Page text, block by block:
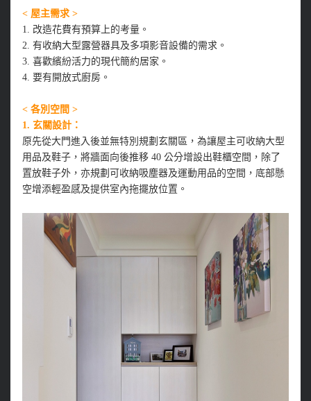
< 屋主需求 >
1. 改造花費有預算上的考量。
2. 有收納大型露營器具及多項影音設備的需求。
3. 喜歡繽紛活力的現代簡約居家。
4. 要有開放式廚房。
< 各別空間 >
1. 玄關設計：
原先從大門進入後並無特別規劃玄關區，為讓屋主可收納大型
用品及鞋子，將牆面向後推移 40 公分增設出鞋櫃空間，除了
置放鞋子外，亦規劃可收納吸塵器及運動用品的空間，底部懸
空增添輕盈感及提供室內拖擺放位置。